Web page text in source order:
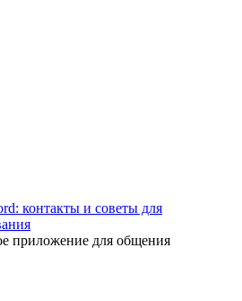
контакты и советы для
приложение для общения